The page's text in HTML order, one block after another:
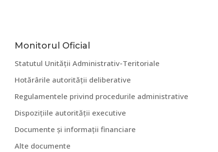
Bara
principală
Monitorul Oficial
Statutul Unității Administrativ-Teritoriale
Hotărârile autorității deliberative
Regulamentele privind procedurile administrative
Dispozițiile autorității executive
Documente și informații financiare
Alte documente